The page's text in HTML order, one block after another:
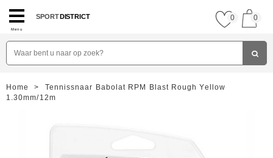
Menu
SPORTDISTRICT 0 0
Home >
Tennissnaar Babolat RPM Blast Rough Yellow
1.30mm/12m